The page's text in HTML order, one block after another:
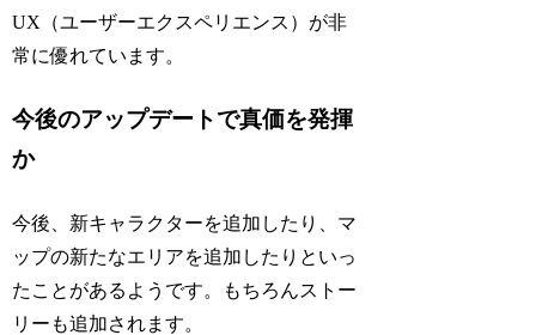
UX（ユーザーエクスペリエンス）が非
常に優れています。
今後のアップデートで真価を発揮
か
今後、新キャラクターを追加したり、マ
ップの新たなエリアを追加したりといっ
たことがあるようです。もちろんストー
リーも追加されます。